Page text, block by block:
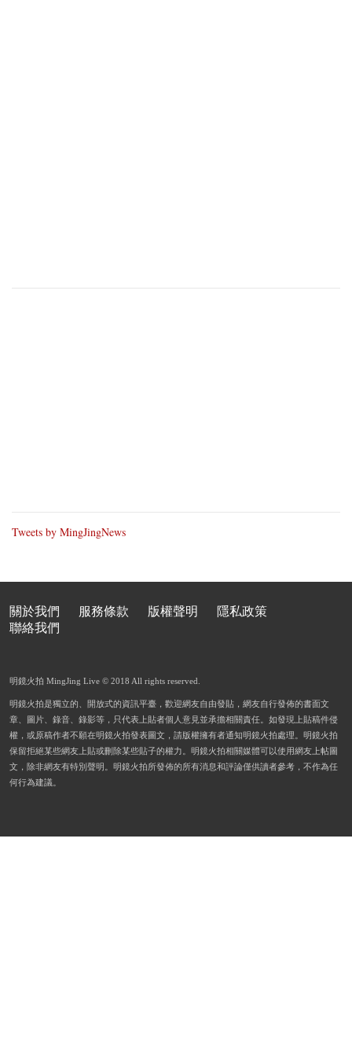
Tweets by MingJingNews
關於我們 服務條款 版權聲明
隱私政策
聯絡我們
明鏡火拍 MingJing Live © 2018 All rights reserved.
明鏡火拍是獨立的、開放式的資訊平臺，歡迎網友自由發貼，網友自行發佈的書面文
章、圖片、錄音、錄影等，只代表上貼者個人意見並承擔相關責任。如發現上貼稿件侵
權，或原稿作者不願在明鏡火拍發表圖文，請版權擁有者通知明鏡火拍處理。明鏡火拍
保留拒絕某些網友上貼或刪除某些貼子的權力。明鏡火拍相關媒體可以使用網友上帖圖
文，除非網友有特別聲明。明鏡火拍所發佈的所有消息和評論僅供讀者參考，不作為任
何行為建議。